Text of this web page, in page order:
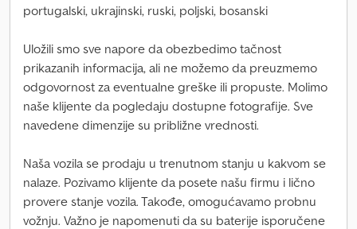
portugalski, ukrajinski, ruski, poljski, bosanski
Uložili smo sve napore da obezbedimo tačnost
prikazanih informacija, ali ne možemo da preuzmemo
odgovornost za eventualne greške ili propuste. Molimo
naše klijente da pogledaju dostupne fotografije. Sve
navedene dimenzije su približne vrednosti.
Naša vozila se prodaju u trenutnom stanju u kakvom se
nalaze. Pozivamo klijente da posete našu firmu i lično
provere stanje vozila. Takođe, omogućavamo probnu
vožnju. Važno je napomenuti da su baterije isporučene